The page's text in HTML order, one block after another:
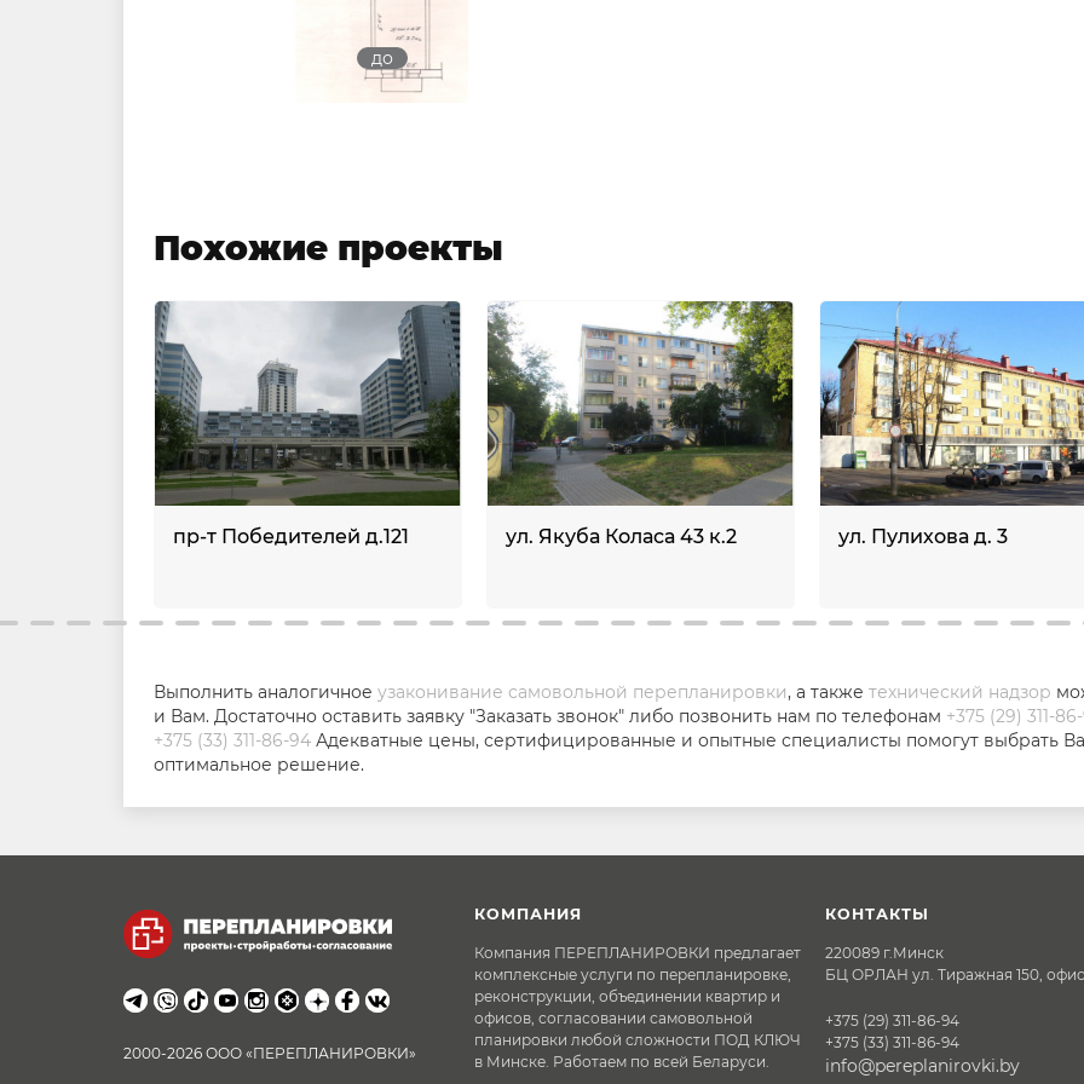
до
Похожие проекты
пр-т Победителей д.121 ул. Якуба Коласа 43 к.2 ул. Пулихова д. 3
Выполнить аналогичное узаконивание самовольной перепланировки, а также технический надзор
и Вам. Достаточно оставить заявку "Заказать звонок" либо позвонить нам по телефонам +375 (29) 311-
+375 (33) 311-86-94 Адекватные цены, сертифицированные и опытные специалисты помогут выбрать
оптимальное решение.
2000-2026 ООО «ПЕРЕПЛАНИРОВКИ»
КОМПАНИЯ
Компания ПЕРЕПЛАНИРОВКИ предлагает
комплексные услуги по перепланировке,
реконструкции, объединении квартир и
офисов, согласовании самовольной
планировки любой сложности ПОД КЛЮЧ
в Минске. Работаем по всей Беларуси.
КОНТАКТЫ
220089 г.Минск
БЦ ОРЛАН ул. Тиражная 150,
+375 (29) 311-86-94
+375 (33) 311-86-94
info@pereplanirovki.by